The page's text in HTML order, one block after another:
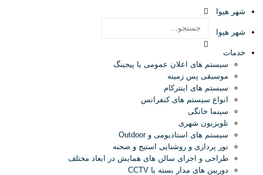
شهر هیوا
شهر هیوا
خدمات
سیستم های اعلان عمومی یا پیجینگ
موسیقی پس زمینه
سیستم های اینترکام
انواع سیستم های کنفرانس
سینما خانگی
تلویزیون شهری
سیستم های استادیومی و Outdoor
نور پردازی و روشنایی استیج و صحنه
طراحی و اجرای سالن های همایش در ابعاد مختلف
دوربین های مدار بسته یا CCTV